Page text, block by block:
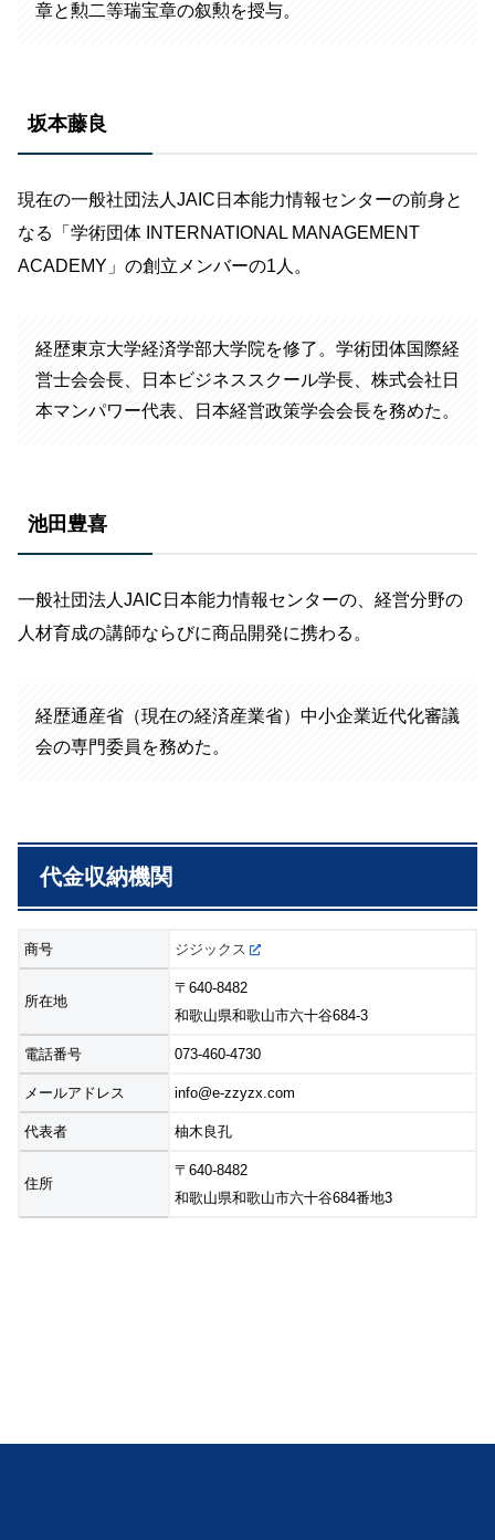
章と勲二等瑞宝章の叙勲を授与。
坂本藤良
現在の一般社団法人JAIC日本能力情報センターの前身と
なる「学術団体 INTERNATIONAL MANAGEMENT
ACADEMY」の創立メンバーの1人。
経歴東京大学経済学部大学院を修了。学術団体国際経
営士会会長、日本ビジネススクール学長、株式会社日
本マンパワー代表、日本経営政策学会会長を務めた。
池田豊喜
一般社団法人JAIC日本能力情報センターの、経営分野の
人材育成の講師ならびに商品開発に携わる。
経歴通産省（現在の経済産業省）中小企業近代化審議
会の専門委員を務めた。
代金収納機関
商号 ジジックス
所在地
〒640-8482
和歌山県和歌山市六十谷684-3
電話番号 073-460-4730
メールアドレス info@e-zzyzx.com
代表者 柚木良孔
住所
〒640-8482
和歌山県和歌山市六十谷684番地3